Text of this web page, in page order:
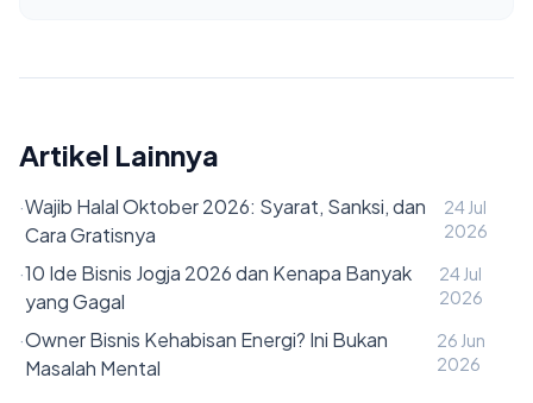
Artikel Lainnya
·Wajib Halal Oktober 2026: Syarat, Sanksi, dan
Cara Gratisnya
24 Jul
2026
·10 Ide Bisnis Jogja 2026 dan Kenapa Banyak
yang Gagal
24 Jul
2026
·Owner Bisnis Kehabisan Energi? Ini Bukan
Masalah Mental
26 Jun
2026